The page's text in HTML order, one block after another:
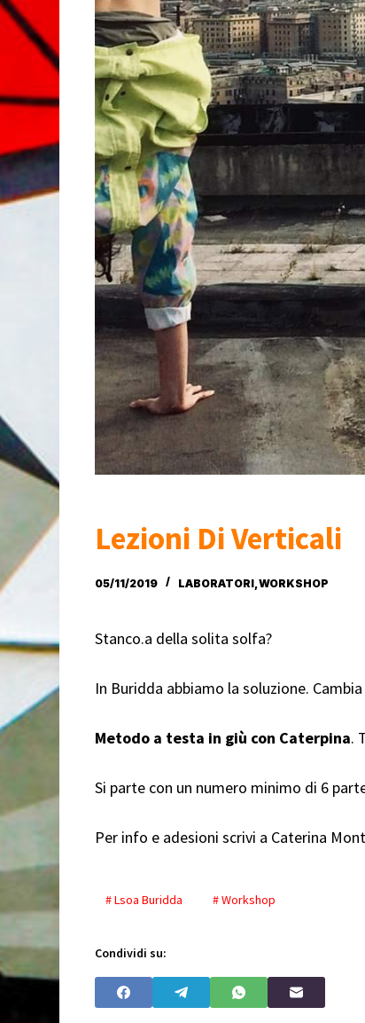
Lezioni Di Verticali
05/11/2019 LABORATORI ,WORKSHOP
Stanco.a della solita solfa?
In Buridda abbiamo la soluzione.
Metodo a testa in giù con Caterpina.
Si parte con un numero minimo di 6
Per info e adesioni scrivi a Caterina
# Lsoa Buridda # Workshop
Condividi su: